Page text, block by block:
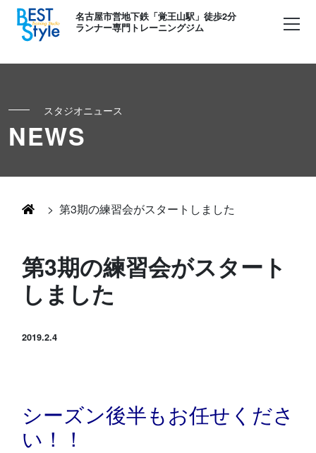
名古屋市営地下鉄「覚王山駅」徒歩2分
ランナー専門トレーニングジム
初めての方へ
お客様の声
よくある質問
Runner's パーソナル
Runner's コーチング
Runner's ピラティス
キッズ・かけっこ
お知らせ
堀江のブログ
KIDSかけっこ
スタジオニュース
NEWS
> 第3期の練習会がスタートしました
第3期の練習会がスタート
しました
2019.2.4
シーズン後半もお任せくださ
い！！